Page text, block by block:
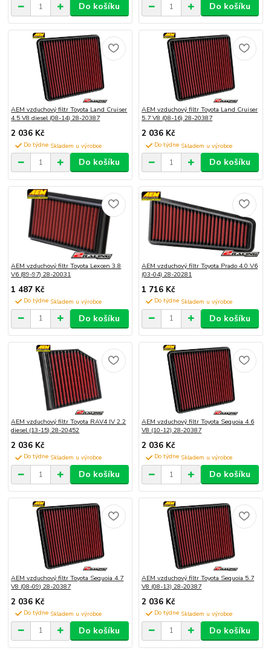
Do košíku Do košíku
AEM vzduchový filtr Toyota Land Cruiser
4.5 V8 diesel (08-14) 28-20387
2 036 Kč
Do týdne
Do košíku
AEM vzduchový filtr Toyota Land Cruiser
5.7 V8 (08-16) 28-20387
2 036 Kč
Do týdne
Do košíku
AEM vzduchový filtr Toyota Lexcen 3.8
V6 (89-97) 28-20031
1 487 Kč
Do týdne
Do košíku
AEM vzduchový filtr Toyota Prado 4.0 V6
(03-04) 28-20281
1 716 Kč
Do týdne
Do košíku
AEM vzduchový filtr Toyota RAV4 IV 2.2
diesel (13-15) 28-20452
2 036 Kč
Do týdne
Do košíku
AEM vzduchový filtr Toyota Sequoia 4.6
V8 (10-12) 28-20387
2 036 Kč
Do týdne
Do košíku
AEM vzduchový filtr Toyota Sequoia 4.7
V8 (08-09) 28-20387
2 036 Kč
Do týdne
Do košíku
AEM vzduchový filtr Toyota Sequoia 5.7
V8 (08-13) 28-20387
2 036 Kč
Do týdne
Do košíku